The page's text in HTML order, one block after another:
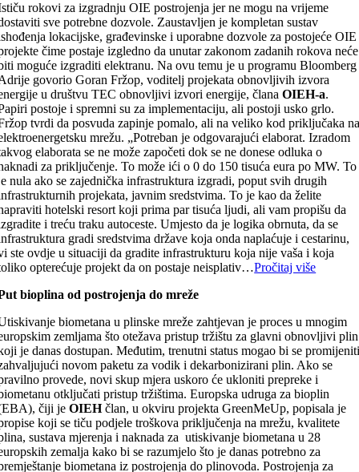
rokovi za izgradnju OIE postrojenja jer ne mogu na vrijeme
sve potrebne dozvole. Zaustavljen je kompletan sustav
lokacijske, građevinske i uporabne dozvole za postojeće OIE
čime postaje izgledno da unutar zakonom zadanih rokova neće
moguće izgraditi elektranu. Na ovu temu je u programu Bloomberg
govorio Goran Fržop, voditelj projekata obnovljivih izvora
u društvu TEC obnovljivi izvori energije, članaOIEH-a.
postoje i spremni su za implementaciju, ali postoji usko grlo.
tvrdi da posvuda zapinje pomalo, ali na veliko kod priključaka
mrežu. „Potreban je odgovarajući elaborat. Izradom
elaborata se ne može započeti dok se ne donese odluka o
za priključenje. To može ići o 0 do 150 tisuća eura po MW. To
nula ako se zajednička infrastruktura izgradi, poput svih drugih
projekata, javnim sredstvima. To je kao da želite
hotelski resort koji prima par tisuća ljudi, ali vam propišu da
i treću traku autoceste. Umjesto da je logika obrnuta, da se
gradi sredstvima države koja onda naplaćuje i cestarinu,
ste ovdje u situaciji da gradite infrastrukturu koja nije vaša i koja
opterećuje projekt da on postaje neisplativ…Pročitaj više
bioplina od postrojenja do mreže
biometana u plinske mreže zahtjevan je proces u mnogim
zemljama što otežava pristup tržištu za glavni obnovljivi plin
je danas dostupan. Međutim, trenutni status mogao bi se
novom paketu za vodik i dekarbonizirani plin. Ako se
provede, novi skup mjera uskoro će ukloniti prepreke i
otključati pristup tržištima. Europska udruga za bioplin
čiji jeOIEHčlan, u okviru projekta GreenMeUp, popisala je
koji se tiču ​​podjele troškova priključenja na mrežu, kvalitete
sustava mjerenja i naknada za utiskivanje biometana u 28
zemalja kako bi se razumjelo što je danas potrebno za
biometana iz postrojenja do plinovoda. Postrojenja za